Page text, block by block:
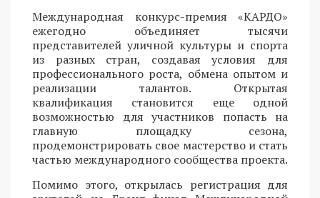
Международная конкурс-премия «КАРДО»
ежегодно объединяет тысячи
представителей уличной культуры и спорта
из разных стран, создавая условия для
профессионального роста, обмена опытом и
реализации талантов. Открытая
квалификация становится еще одной
возможностью для участников попасть на
главную площадку сезона,
продемонстрировать свое мастерство и стать
частью международного сообщества проекта.
Помимо этого, открылась регистрация для